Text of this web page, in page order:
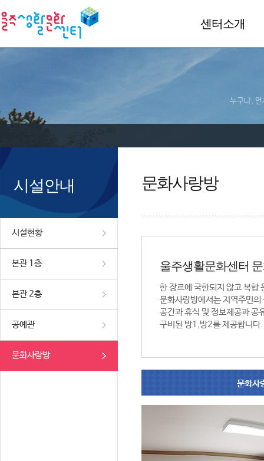
센터소개
누구나, 언
시설안내
시설현황
본관 1층
본관 2층
공예관
문화사랑방
문화사랑방
울주생활문화센터
한 장르에 국한되지 않고 복합
문화사랑방에서는 지역주민
공간과 휴식 및 정보제공과 공
구비된 방1,방2를 제공합니다.
문화사